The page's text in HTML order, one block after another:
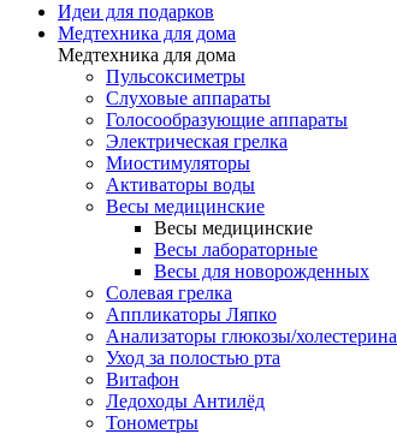
Идеи для подарков
Медтехника для дома
Медтехника для дома
Пульсоксиметры
Слуховые аппараты
Голосообразующие аппараты
Электрическая грелка
Миостимуляторы
Активаторы воды
Весы медицинские
Весы медицинские
Весы лабораторные
Весы для новорожденных
Солевая грелка
Аппликаторы Ляпко
Анализаторы глюкозы/холестерина
Уход за полостью рта
Витафон
Ледоходы Антилёд
Тонометры